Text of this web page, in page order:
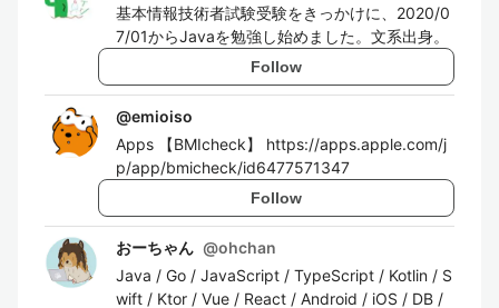
基本情報技術者試験受験をきっかけに、2020/0
7/01からJavaを勉強し始めました。文系出身。
Follow
@emioiso
Apps 【BMIcheck】 https://apps.apple.com/j
p/app/bmicheck/id6477571347
Follow
おーちゃん @ohchan
Java / Go / JavaScript / TypeScript / Kotlin / S
wift / Ktor / Vue / React / Android / iOS / DB /